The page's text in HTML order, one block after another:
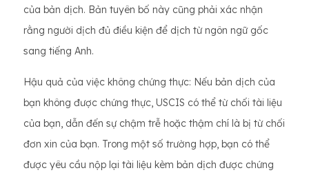
của bản dịch. Bản tuyên bố này cũng phải xác nhận
rằng người dịch đủ điều kiện để dịch từ ngôn ngữ gốc
sang tiếng Anh.
Hậu quả của việc không chứng thực: Nếu bản dịch của
bạn không được chứng thực, USCIS có thể từ chối tài liệu
của bạn, dẫn đến sự chậm trễ hoặc thậm chí là bị từ chối
đơn xin của bạn. Trong một số trường hợp, bạn có thể
được yêu cầu nộp lại tài liệu kèm bản dịch được chứng